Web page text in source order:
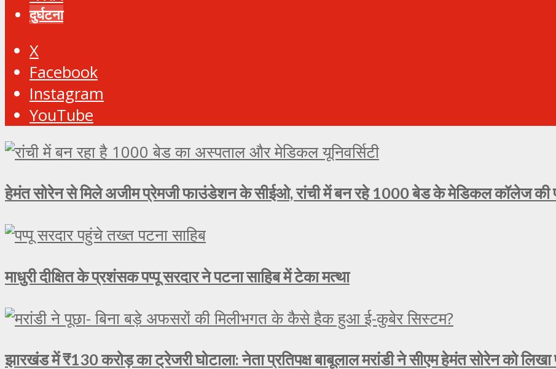
दुर्घटना
X
Facebook
Instagram
YouTube
हेमंत सोरेन से मिले अजीम प्रेमजी फाउंडेशन के सीईओ, रांची में बन रहे 1000 बेड के मेडिकल कॉलेज की
माधुरी दीक्षित के प्रशंसक पप्पू सरदार ने पटना साहिब में टेका मत्था
झारखंड में ₹130 करोड़ का ट्रेजरी घोटाला: नेता प्रतिपक्ष बाबूलाल मरांडी ने सीएम हेमंत सोरेन को